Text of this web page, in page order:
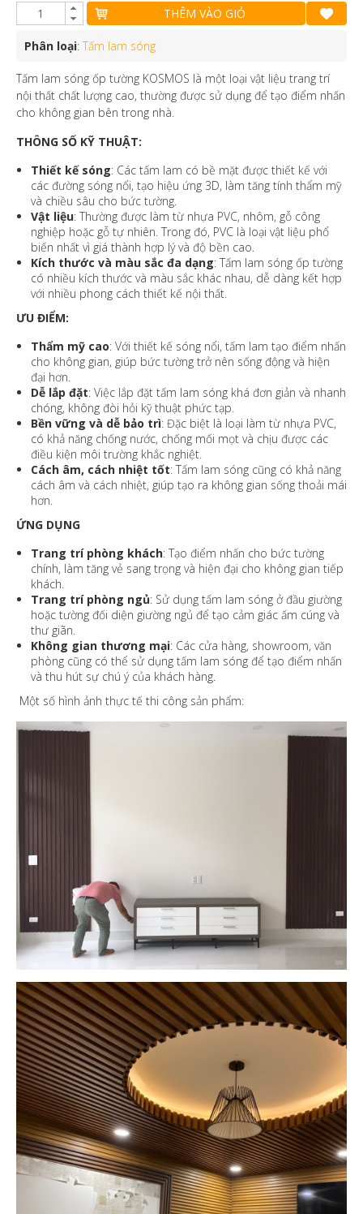
THÊM VÀO GIỎ
Phân loại:Tấm lam sóng
Tấm lam sóng ốp tường KOSMOS là một loại vật liệu trang trí
nội thất chất lượng cao, thường được sử dụng để tạo điểm nhấn
cho không gian bên trong nhà.
THÔNG SỐ KỸ THUẬT:
Thiết kế sóng: Các tấm lam có bề mặt được thiết kế với
các đường sóng nổi, tạo hiệu ứng 3D, làm tăng tính thẩm mỹ
và chiều sâu cho bức tường.
Vật liệu: Thường được làm từ nhựa PVC, nhôm, gỗ công
nghiệp hoặc gỗ tự nhiên. Trong đó, PVC là loại vật liệu phổ
biến nhất vì giá thành hợp lý và độ bền cao.
Kích thước và màu sắc đa dạng: Tấm lam sóng ốp tường
có nhiều kích thước và màu sắc khác nhau, dễ dàng kết hợp
với nhiều phong cách thiết kế nội thất.
ƯU ĐIỂM:
Thẩm mỹ cao: Với thiết kế sóng nổi, tấm lam tạo điểm nhấn
cho không gian, giúp bức tường trở nên sống động và hiện
đại hơn.
Dễ lắp đặt: Việc lắp đặt tấm lam sóng khá đơn giản và nhanh
chóng, không đòi hỏi kỹ thuật phức tạp.
Bền vững và dễ bảo trì: Đặc biệt là loại làm từ nhựa PVC,
có khả năng chống nước, chống mối mọt và chịu được các
điều kiện môi trường khắc nghiệt.
Cách âm, cách nhiệt tốt: Tấm lam sóng cũng có khả năng
cách âm và cách nhiệt, giúp tạo ra không gian sống thoải mái
hơn.
ỨNG DỤNG
Trang trí phòng khách: Tạo điểm nhấn cho bức tường
chính, làm tăng vẻ sang trọng và hiện đại cho không gian tiếp
khách.
Trang trí phòng ngủ: Sử dụng tấm lam sóng ở đầu giường
hoặc tường đối diện giường ngủ để tạo cảm giác ấm cúng và
thư giãn.
Không gian thương mại: Các cửa hàng, showroom, văn
phòng cũng có thể sử dụng tấm lam sóng để tạo điểm nhấn
và thu hút sự chú ý của khách hàng.
Một số hình ảnh thực tế thi công sản phẩm: